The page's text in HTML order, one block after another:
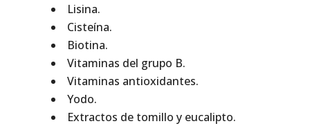
Lisina.
Cisteína.
Biotina.
Vitaminas del grupo B.
Vitaminas antioxidantes.
Yodo.
Extractos de tomillo y eucalipto.